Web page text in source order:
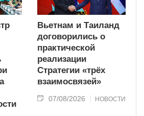
Вьетнам и Таиланд
договорились о
практической
реализации
Стратегии «трёх
взаимосвязей»
07/08/2026 НОВОСТИ